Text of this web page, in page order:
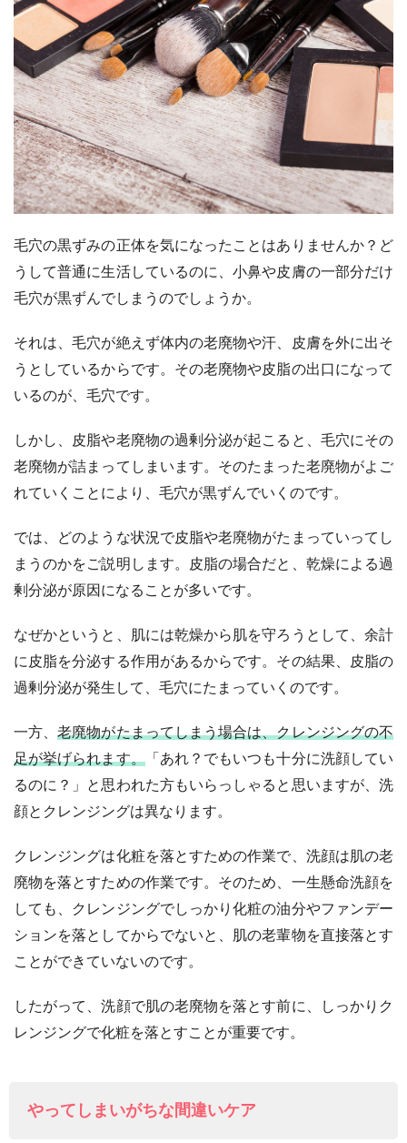
毛穴の黒ずみの正体を気になったことはありませんか？ど
うして普通に生活しているのに、小鼻や皮膚の一部分だけ
毛穴が黒ずんでしまうのでしょうか。
それは、毛穴が絶えず体内の老廃物や汗、皮膚を外に出そ
うとしているからです。その老廃物や皮脂の出口になって
いるのが、毛穴です。
しかし、皮脂や老廃物の過剰分泌が起こると、毛穴にその
老廃物が詰まってしまいます。そのたまった老廃物がよご
れていくことにより、毛穴が黒ずんでいくのです。
では、どのような状況で皮脂や老廃物がたまっていってし
まうのかをご説明します。皮脂の場合だと、乾燥による過
剰分泌が原因になることが多いです。
なぜかというと、肌には乾燥から肌を守ろうとして、余計
に皮脂を分泌する作用があるからです。その結果、皮脂の
過剰分泌が発生して、毛穴にたまっていくのです。
一方、老廃物がたまってしまう場合は、クレンジングの不
足が挙げられます。「あれ？でもいつも十分に洗顔してい
るのに？」と思われた方もいらっしゃると思いますが、洗
顔とクレンジングは異なります。
クレンジングは化粧を落とすための作業で、洗顔は肌の老
廃物を落とすための作業です。そのため、一生懸命洗顔を
しても、クレンジングでしっかり化粧の油分やファンデー
ションを落としてからでないと、肌の老輩物を直接落とす
ことができていないのです。
したがって、洗顔で肌の老廃物を落とす前に、しっかりク
レンジングで化粧を落とすことが重要です。
やってしまいがちな間違いケア